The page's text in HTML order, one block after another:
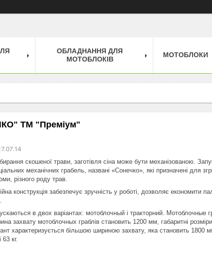
ОБЛАДНАННЯ ДЛЯ
МОТОБЛОКІВ
МОТОБЛОКИ
ТМ "Преміум"
скошеної трави, заготівля сіна може бути механізованою.
механічних грабель, названі «Сонечко», які призначені для
різного роду трав.
конструкція забезпечує зручність у роботі, дозволяє економити
в двох варіантах: мотоблочный і тракторний. Мотоблочные
захвату мотоблочных граблів становить 1200 мм, габаритні
характеризується більшою шириною захвату, яка становить 1800
63 кг.